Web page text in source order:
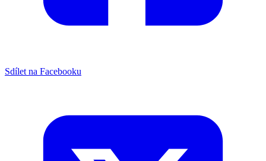
Sdílet na Facebooku